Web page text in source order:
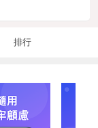
排行